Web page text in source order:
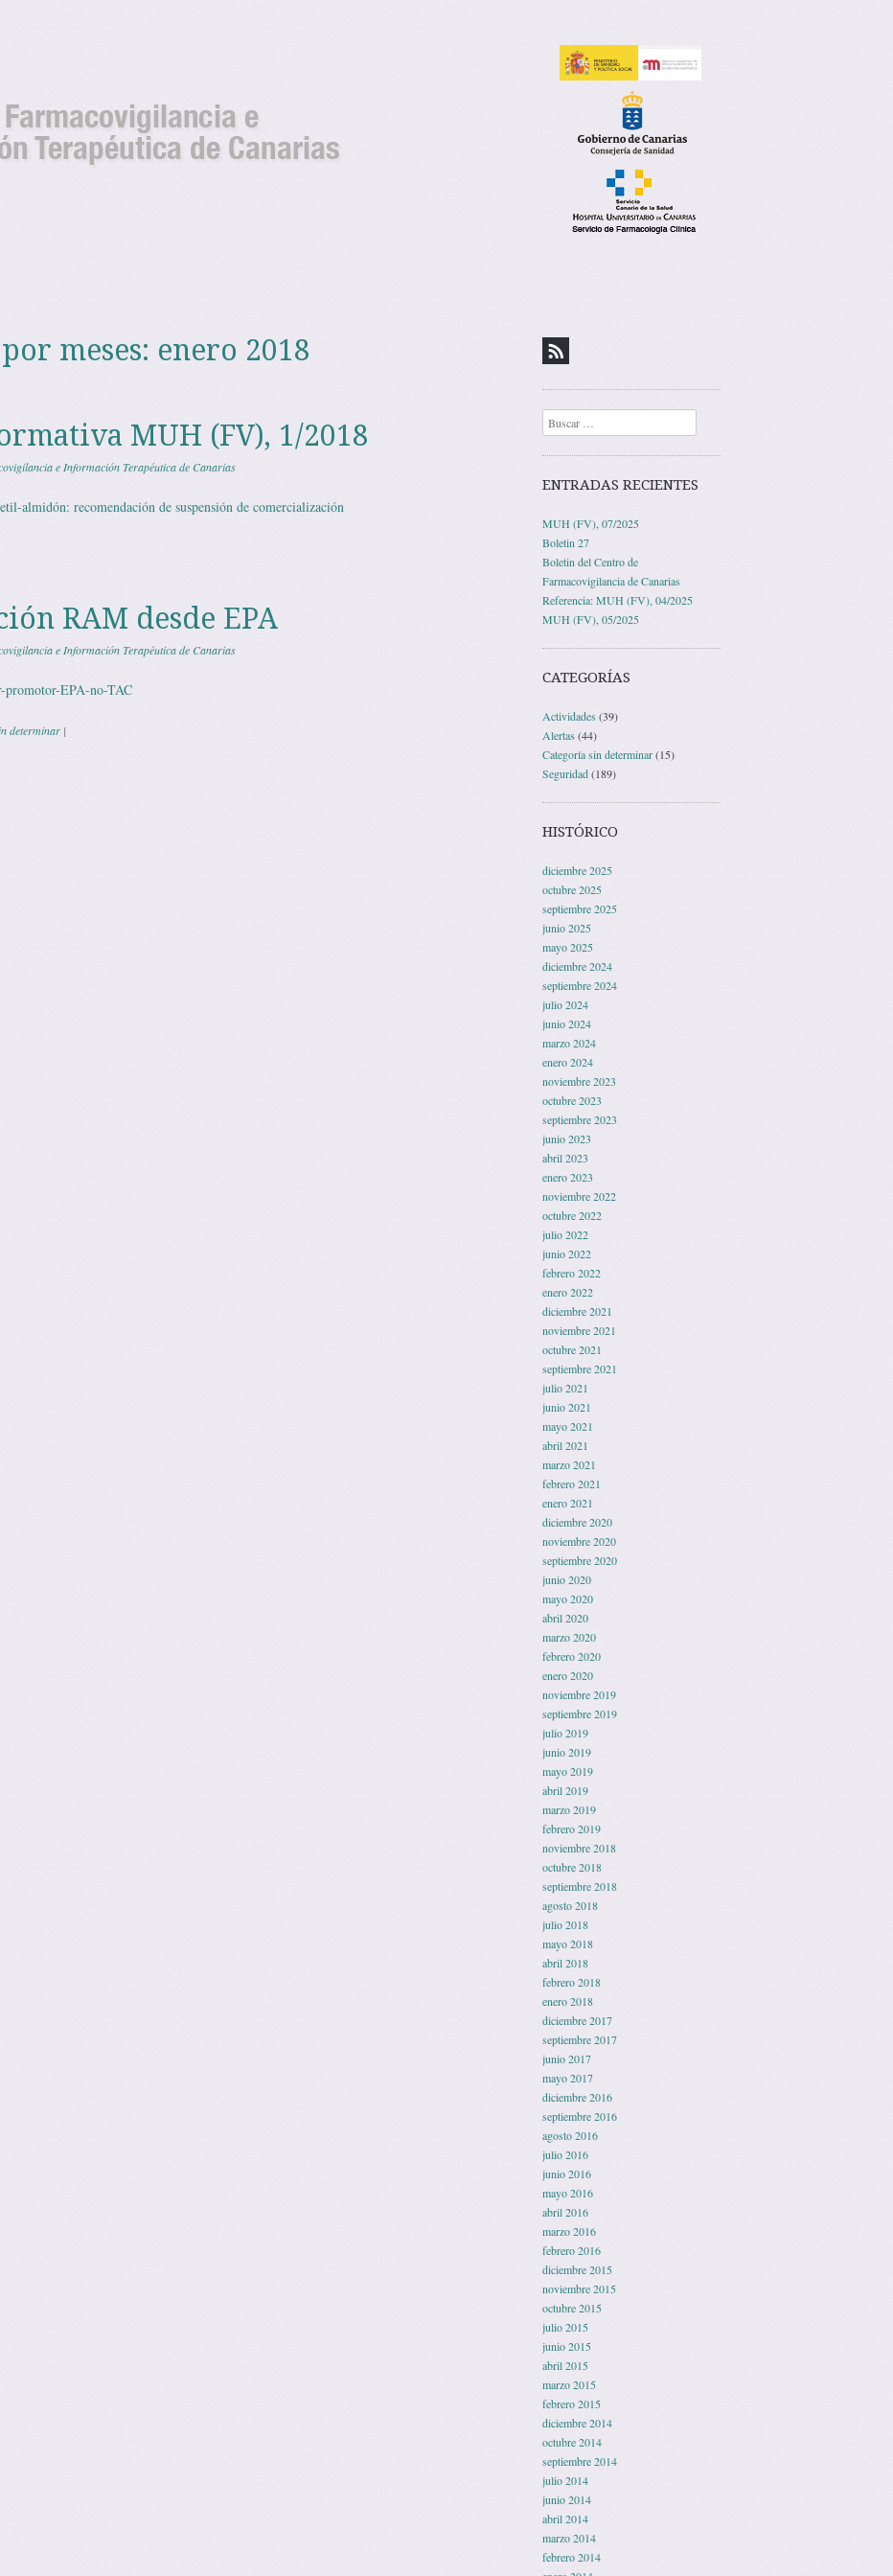
del Centro de Farmacovigilancia de
meses: enero 2018
MUH (FV), 1/2018
e Información Terapéutica de Canarias
almidón: recomendación de suspensión de comercialización
RAM desde EPA
e Información Terapéutica de Canarias
promotor-EPA-no-TAC
determinar |
Buscar
ENTRADAS RECIENTES
MUH (FV), 07/2025
Boletin 27
Boletin del Centro de
Farmacovigilancia de Canarias
Referencia: MUH (FV), 04/2025
MUH (FV), 05/2025
CATEGORÍAS
Actividades(39)
Alertas(44)
Categoría sin determinar(15)
Seguridad(189)
HISTÓRICO
diciembre 2025
octubre 2025
septiembre 2025
junio 2025
mayo 2025
diciembre 2024
septiembre 2024
julio 2024
junio 2024
marzo 2024
enero 2024
noviembre 2023
octubre 2023
septiembre 2023
junio 2023
abril 2023
enero 2023
noviembre 2022
octubre 2022
julio 2022
junio 2022
febrero 2022
enero 2022
diciembre 2021
noviembre 2021
octubre 2021
septiembre 2021
julio 2021
junio 2021
mayo 2021
abril 2021
marzo 2021
febrero 2021
enero 2021
diciembre 2020
noviembre 2020
septiembre 2020
junio 2020
mayo 2020
abril 2020
marzo 2020
febrero 2020
enero 2020
noviembre 2019
septiembre 2019
julio 2019
junio 2019
mayo 2019
abril 2019
marzo 2019
febrero 2019
noviembre 2018
octubre 2018
septiembre 2018
agosto 2018
julio 2018
mayo 2018
abril 2018
febrero 2018
enero 2018
diciembre 2017
septiembre 2017
junio 2017
mayo 2017
diciembre 2016
septiembre 2016
agosto 2016
julio 2016
junio 2016
mayo 2016
abril 2016
marzo 2016
febrero 2016
diciembre 2015
noviembre 2015
octubre 2015
julio 2015
junio 2015
abril 2015
marzo 2015
febrero 2015
diciembre 2014
octubre 2014
septiembre 2014
julio 2014
junio 2014
abril 2014
marzo 2014
febrero 2014